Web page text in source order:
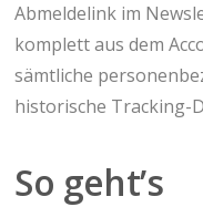
Abmeldelink im
komplett aus dem
sämtliche
historische Tracking-
So geht’s